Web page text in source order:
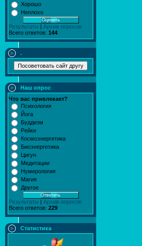
Хорошо
Неплохо
Результаты
Архив опросов
Всего ответов: 144
.
Наш опрос
Что вас привлекает?
Психология
Йога
Буддизм
Рейки
Космоэнергетика
Биоэнергетика
Цигун
Медитации
Нумерология
Магия
Другое
Результаты | Архив опросов
Всего ответов: 229
Статистика